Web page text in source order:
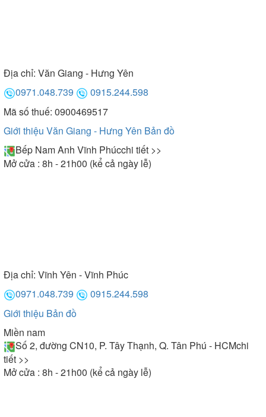
Địa chỉ: Văn Giang - Hưng Yên
0971.048.739
0915.244.598
Mã số thuế: 0900469517
Giới thiệu Văn Giang - Hưng Yên Bản đồ
Bếp Nam Anh Vĩnh Phúcchi tiết >>
Mở cửa : 8h - 21h00 (kể cả ngày lễ)
Địa chỉ: Vĩnh Yên - Vĩnh Phúc
0971.048.739
0915.244.598
Giới thiệu Bản đồ
Miền nam
Số 2, đường CN10, P. Tây Thạnh, Q. Tân Phú - HCMchi
tiết >>
Mở cửa : 8h - 21h00 (kể cả ngày lễ)